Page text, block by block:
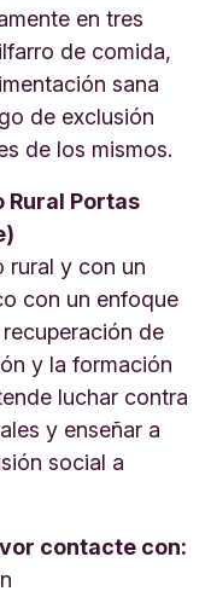
en tres
de comida,
sana
de exclusión
de los mismos.
Portas
rural y con un
con un enfoque
de
y la formación
luchar contra
y enseñar a
social a
contacte con: